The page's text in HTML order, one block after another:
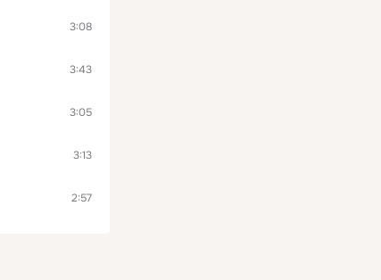
3:08
3:43
3:05
3:13
2:57